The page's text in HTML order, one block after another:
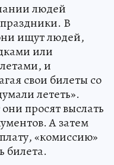
людей
В
ищут людей,
или
и
свои билеты со
лететь».
просят выслать
А затем
«комиссию»
билета.